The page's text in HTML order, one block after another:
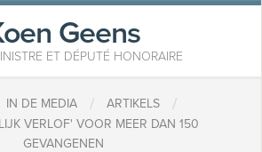
Geens
ET DÉPUTÉ HONORAIRE
IN DE MEDIA / ARTIKELS /
VERLOF' VOOR MEER DAN 150
GEVANGENEN